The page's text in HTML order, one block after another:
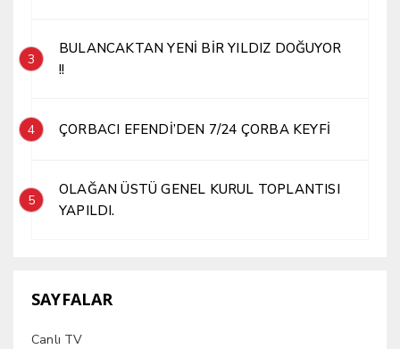
3
BULANCAKTAN YENİ BİR YILDIZ DOĞUYOR
!!
4 ÇORBACI EFENDİ’DEN 7/24 ÇORBA KEYFİ
5
OLAĞAN ÜSTÜ GENEL KURUL TOPLANTISI
YAPILDI.
SAYFALAR
Canlı TV